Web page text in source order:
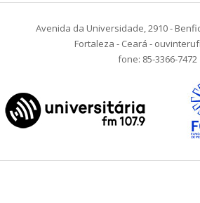
Avenida da Universidade, 2910 -
Fortaleza - Ceará -
fone: 85-3366-7472